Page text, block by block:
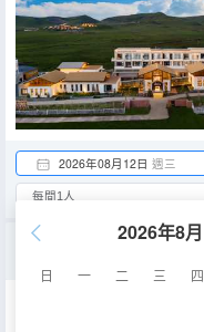
2026年08月12日 週三
2026年8月
日 一 二 三 四